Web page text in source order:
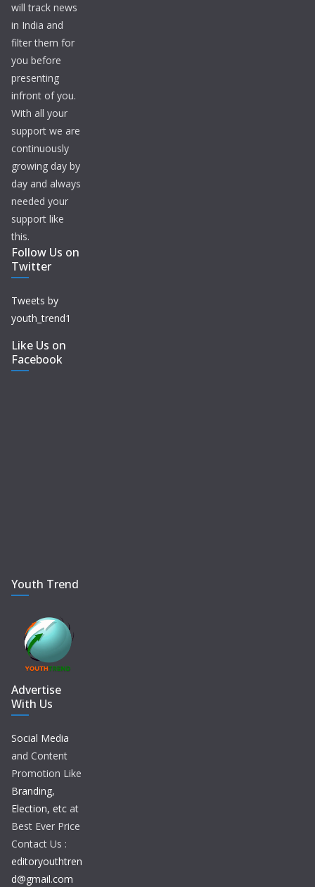
will track news
in India and
filter them for
you before
presenting
infront of you.
With all your
support we are
continuously
growing day by
day and always
needed your
support like
this.
Follow Us on
Twitter
Tweets by
youth_trend1
Like Us on
Facebook
Youth Trend
Advertise
With Us
Social Media
and Content
Promotion Like
Branding,
Election, etc at
Best Ever Price
Contact Us :
editoryouthtren
d@gmail.com